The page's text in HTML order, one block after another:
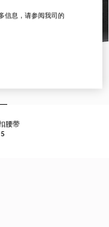
腰带
信息，请参阅我司的